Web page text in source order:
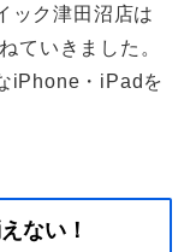
ック津田沼店は
ていきました。
iPhone・iPadを
ない！